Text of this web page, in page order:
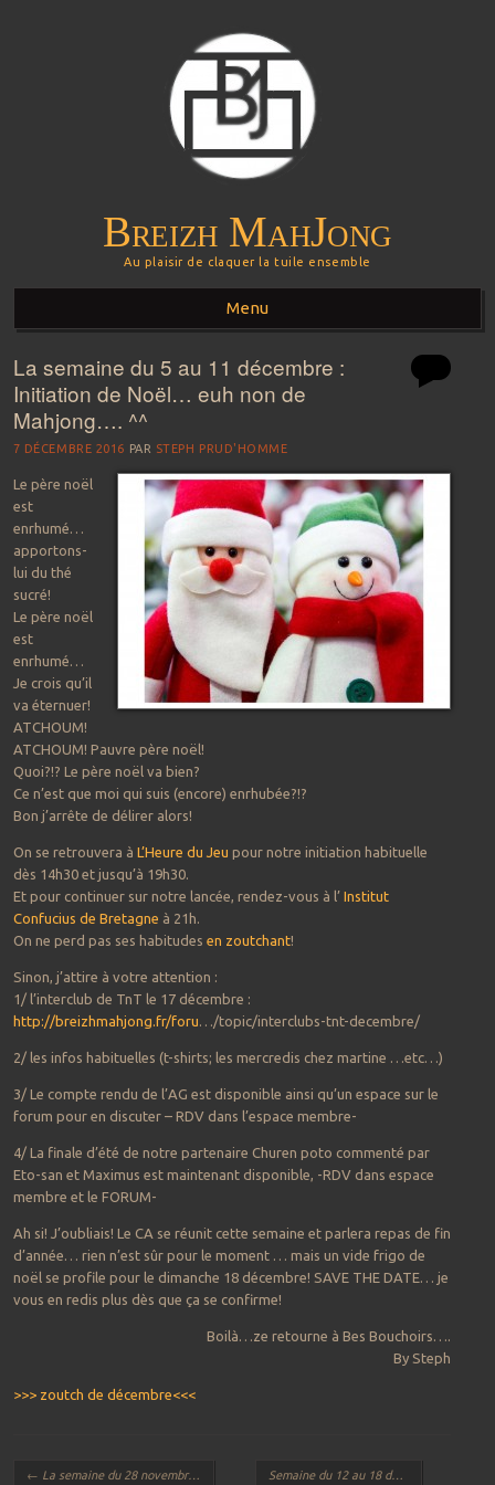
Breizh MahJong
Au plaisir de claquer la tuile ensemble
Menu
Aller au contenu principal
La semaine du 5 au 11 décembre :
Initiation de Noël… euh non de
Mahjong…. ^^
7 DÉCEMBRE 2016 PAR STEPH PRUD'HOMME
Le père noël
est
enrhumé…
apportons-
lui du thé
sucré!
Le père noël
est
enrhumé…
Je crois qu’il
va éternuer!
ATCHOUM!
ATCHOUM! Pauvre père noël!
Quoi?!? Le père noël va bien?
Ce n’est que moi qui suis (encore) enrhubée?!?
Bon j’arrête de délirer alors!
On se retrouvera à L’Heure du Jeu pour notre initiation habituelle
dès 14h30 et jusqu’à 19h30.
Et pour continuer sur notre lancée, rendez-vous à l’ Institut
Confucius de Bretagne à 21h.
On ne perd pas ses habitudes en zoutchant!
Sinon, j’attire à votre attention :
1/ l’interclub de TnT le 17 décembre :
http://breizhmahjong.fr/foru …/topic/interclubs-tnt-decembre/
2/ les infos habituelles (t-shirts; les mercredis chez martine …etc…)
3/ Le compte rendu de l’AG est disponible ainsi qu’un espace sur le
forum pour en discuter – RDV dans l’espace membre-
4/ La finale d’été de notre partenaire Churen poto commenté par
Eto-san et Maximus est maintenant disponible, -RDV dans espace
membre et le FORUM-
Ah si! J’oubliais! Le CA se réunit cette semaine et parlera repas de fin
d’année… rien n’est sûr pour le moment … mais un vide frigo de
noël se profile pour le dimanche 18 décembre! SAVE THE DATE… je
vous en redis plus dès que ça se confirme!
Boilà…ze retourne à Bes Bouchoirs….
By Steph
>>> zoutch de décembre<<<
Navigation des articles
← La semaine du 28 novembre au 4 décembre : A vos marques! Prêts? Semaine du 12 au 18 décembre 2016 : C’est la dernière….